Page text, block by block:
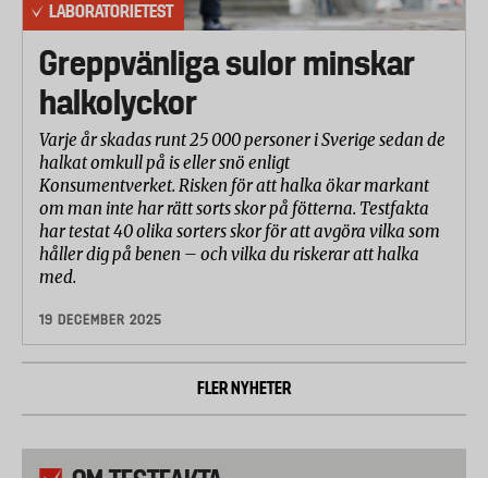
LABORATORIETEST
Greppvänliga sulor minskar
halkolyckor
Varje år skadas runt 25 000 personer i Sverige sedan de
halkat omkull på is eller snö enligt
Konsumentverket. Risken för att halka ökar markant
om man inte har rätt sorts skor på fötterna. Testfakta
har testat 40 olika sorters skor för att avgöra vilka som
håller dig på benen – och vilka du riskerar att halka
med.
19 DECEMBER 2025
FLER NYHETER